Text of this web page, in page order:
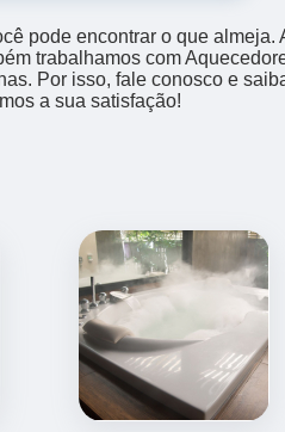
pode encontrar o que almeja.
trabalhamos com
Por isso, fale conosco e
a sua satisfação!